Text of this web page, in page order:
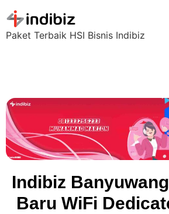
Paket Terbaik HSI Bisnis Indibiz
Indibiz
Baru WiFi